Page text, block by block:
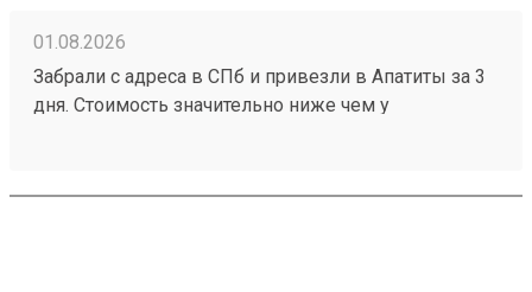
01.08.2026
Забрали с адреса в СПб и привезли в Апатиты за 3
дня. Стоимость значительно ниже чем у
компанией! Номер заказа 260691900.